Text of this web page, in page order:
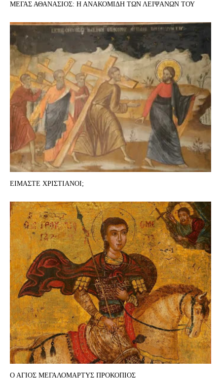
ΜΕΓΑΣ ΑΘΑΝΑΣΙΟΣ: Η ΑΝΑΚΟΜΙΔΗ ΤΩΝ ΛΕΙΨΑΝΩΝ ΤΟΥ
ΕΙΜΑΣΤΕ ΧΡΙΣΤΙΑΝΟΙ;
Ο ΑΓΙΟΣ ΜΕΓΑΛΟΜΑΡΤΥΣ ΠΡΟΚΟΠΙΟΣ